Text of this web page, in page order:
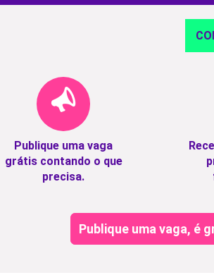
Publique uma vaga
grátis contando o que
precisa.
Publique uma vaga, é